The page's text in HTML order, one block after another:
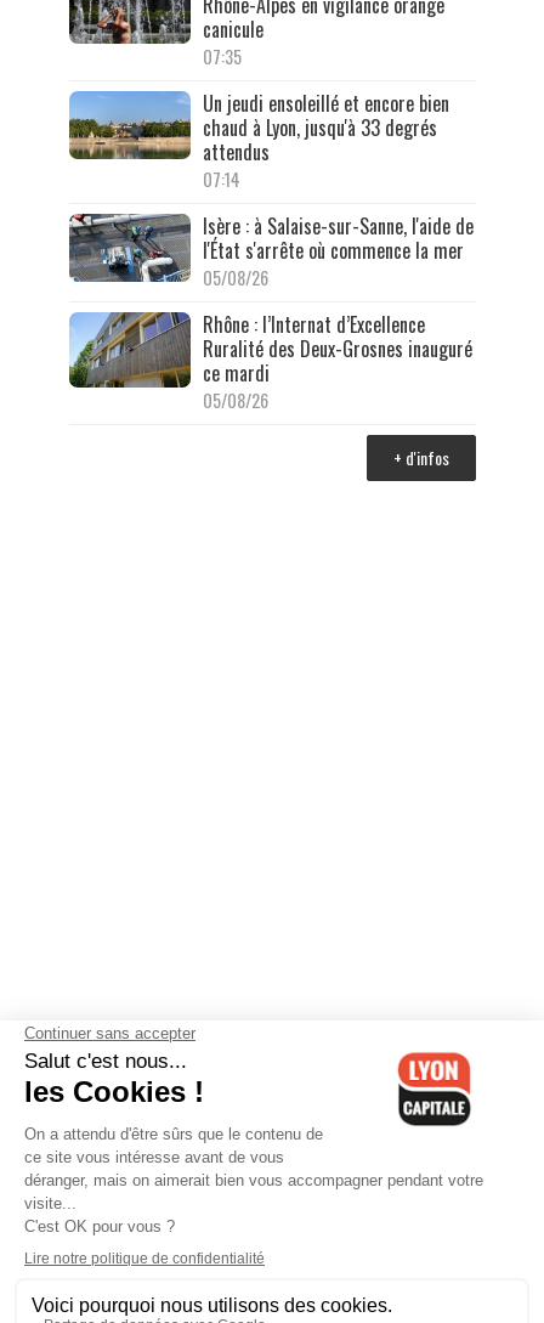
canicule
07:35
Un jeudi ensoleillé et encore bien
chaud à Lyon, jusqu'à 33 degrés
attendus
07:14
Isère : à Salaise-sur-Sanne, l'aide de
l'État s'arrête où commence la mer
05/08/26
Rhône : l’Internat d’Excellence
Ruralité des Deux-Grosnes inauguré
ce mardi
05/08/26
+ d'infos
Contactez-nous-Mentions légales-CGV-Politique de